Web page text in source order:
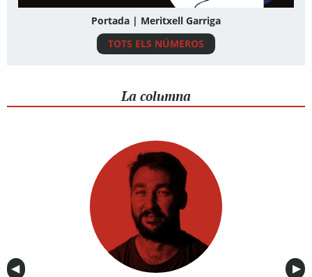
Portada | Meritxell Garriga
TOTS ELS NÚMEROS
La columna
Anterior
◀︎ ▶︎